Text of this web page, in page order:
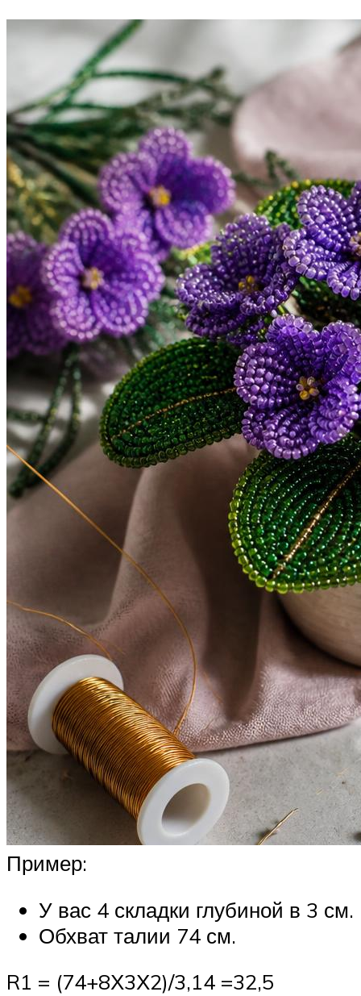
Пример:
У вас 4 складки глубиной в 3 см.
Обхват талии 74 см.
R1 = (74+8Х3Х2)/3,14 =32,5